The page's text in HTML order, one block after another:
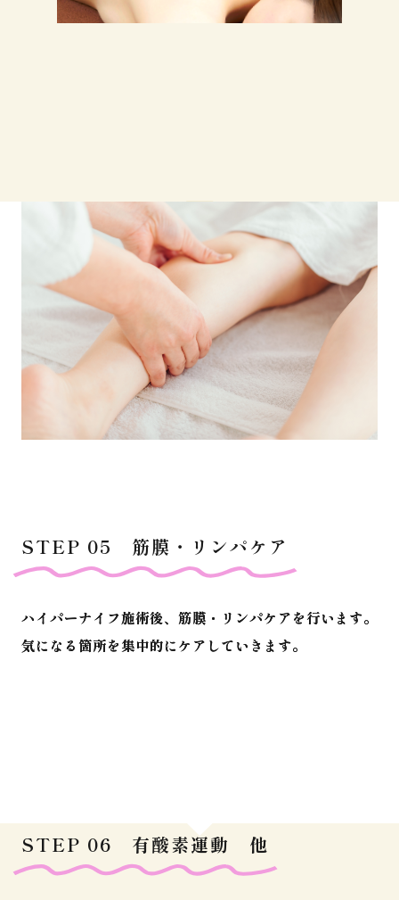
STEP 05 筋膜・リンパケア
ハイパーナイフ施術後、筋膜・リンパケアを行います。
気になる箇所を集中的にケアしていきます。
STEP 06 有酸素運動 他